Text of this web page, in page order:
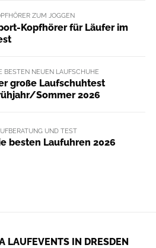
ZUM JOGGEN
Kopfhörer für Läufer im
BESTEN NEUEN LAUFSCHUHE
große Laufschuhtest
Sommer 2026
UND TEST
besten Laufuhren 2026
LAUFEVENTS IN DRESDEN